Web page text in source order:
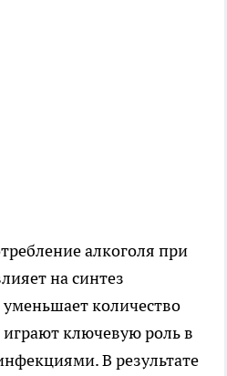
алкоголя при
на синтез
количество
ключевую роль в
В результате